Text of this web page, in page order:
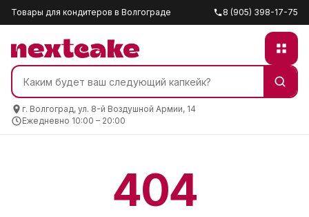
Товары для кондитеров в Волгограде 8 (905) 398-17-75
г. Волгоград, ул. 8-й Воздушной Армии, 14
Ежедневно 10:00 – 20:00
404